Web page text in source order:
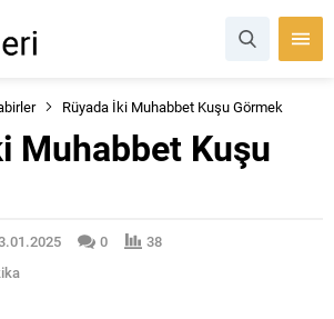
Rüyada İki Muhabbet Kuşu Görmek
Muhabbet Kuşu
0
38